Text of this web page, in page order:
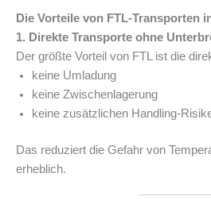
Die Vorteile von FTL-Transporten
1. Direkte Transporte ohne
Der größte Vorteil von FTL ist die
keine Umladung
keine Zwischenlagerung
keine zusätzlichen Handling-
Das reduziert die Gefahr von
erheblich.